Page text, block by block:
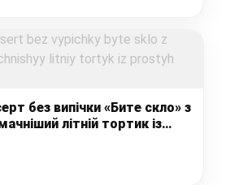
без випічки «Бите скло» з
літній тортик із